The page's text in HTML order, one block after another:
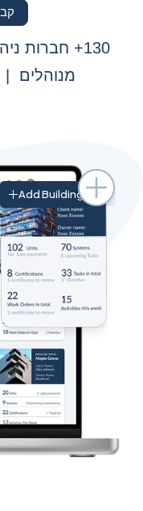
Add Building
מנוהלים |